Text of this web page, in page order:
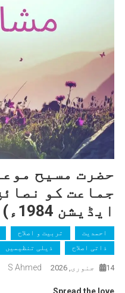
حضرت مسیح
ایڈیشن 1984ء) (تقریر نمبر4)
احمدیت تربیت و اصلاح
ذاتی اصلاح
ذیلی تنظیمیں
14 جنوری, 2026 S Ahmed
Spread the love